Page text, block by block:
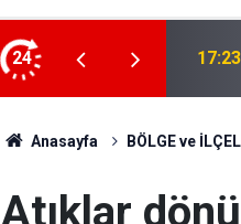
24 17:23
Anasayfa BÖLGE ve
Atıklar